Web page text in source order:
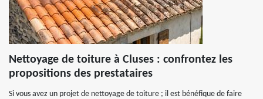
Nettoyage de toiture à Cluses : confrontez les
propositions des prestataires
Si vous avez un projet de nettoyage de toiture ; il est bénéfique de faire